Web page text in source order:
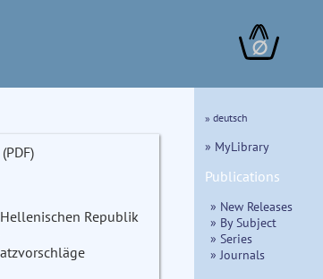
∅
Republik
» deutsch
» MyLibrary
Publications
» New Releases
» By Subject
» Series
» Journals